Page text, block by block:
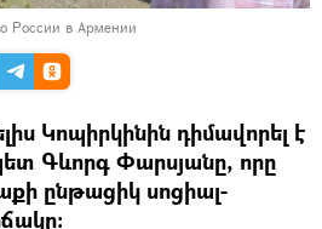
России в Армении
Կոպիրկինին դիմավորել է
Գևորգ Փարսյանը, որը
ընթացիկ սոցիալ-